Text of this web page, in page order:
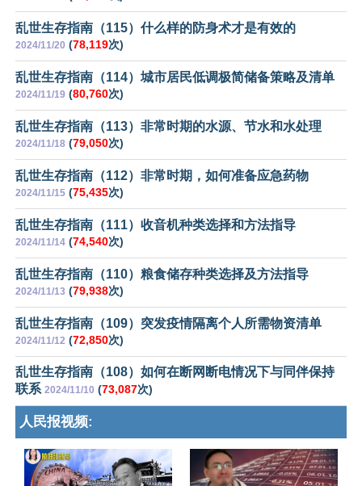
乱世生存指南（115）什么样的防身术才是有效的
2024/11/20 (78,119次)
乱世生存指南（114）城市居民低调极简储备策略及清单
2024/11/19 (80,760次)
乱世生存指南（113）非常时期的水源、节水和水处理
2024/11/18 (79,050次)
乱世生存指南（112）非常时期，如何准备应急药物
2024/11/15 (75,435次)
乱世生存指南（111）收音机种类选择和方法指导
2024/11/14 (74,540次)
乱世生存指南（110）粮食储存种类选择及方法指导
2024/11/13 (79,938次)
乱世生存指南（109）突发疫情隔离个人所需物资清单
2024/11/12 (72,850次)
乱世生存指南（108）如何在断网断电情况下与同伴保持
联系 2024/11/10 (73,087次)
人民报视频: